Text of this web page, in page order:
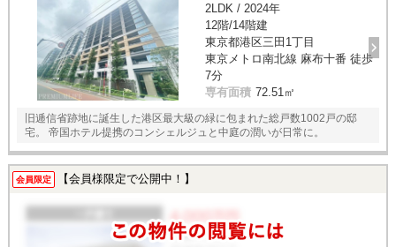
2LDK / 2024年
12階/14階建
東京都港区三田1丁目
東京メトロ南北線 麻布十番 徒歩
7分
専有面積 72.51㎡
旧逓信省跡地に誕生した港区最大級の緑に包まれた総戸数1002戸の邸
宅。 帝国ホテル提携のコンシェルジュと中庭の潤いが日常に。
会員限定 【会員様限定で公開中！】